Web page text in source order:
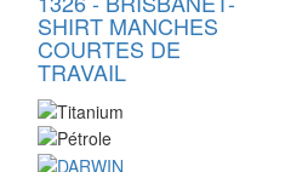
SHIRT MANCHES
COURTES DE
TRAVAIL